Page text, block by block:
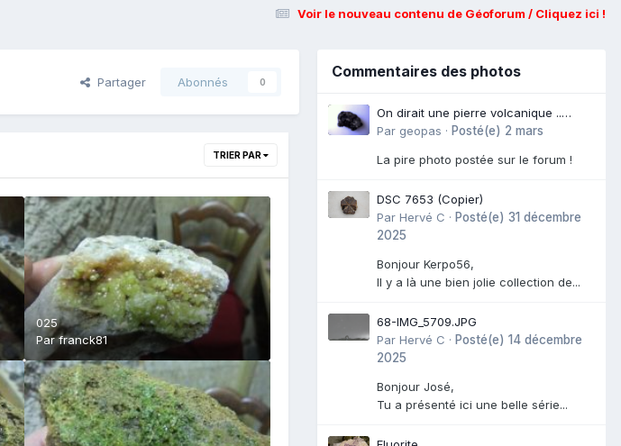
Voir le nouveau contenu de Géoforum / Cliquez ici !
Partager Abonnés 0
TRIER PAR
025
Parfranck81
Commentaires des photos
On dirait une pierre volcanique ..
Langogne- Rive de l\'Alli
Par geopas · Posté(e) 2 mars
La pire photo postée sur le forum !
DSC 7653 (Copier)
Par Hervé C · Posté(e) 31 décembre
2025
Bonjour Kerpo56,
Il y a là une bien jolie collection de...
68-IMG_5709.JPG
Par Hervé C · Posté(e) 14 décembre
2025
Bonjour José,
Tu a présenté ici une belle série...